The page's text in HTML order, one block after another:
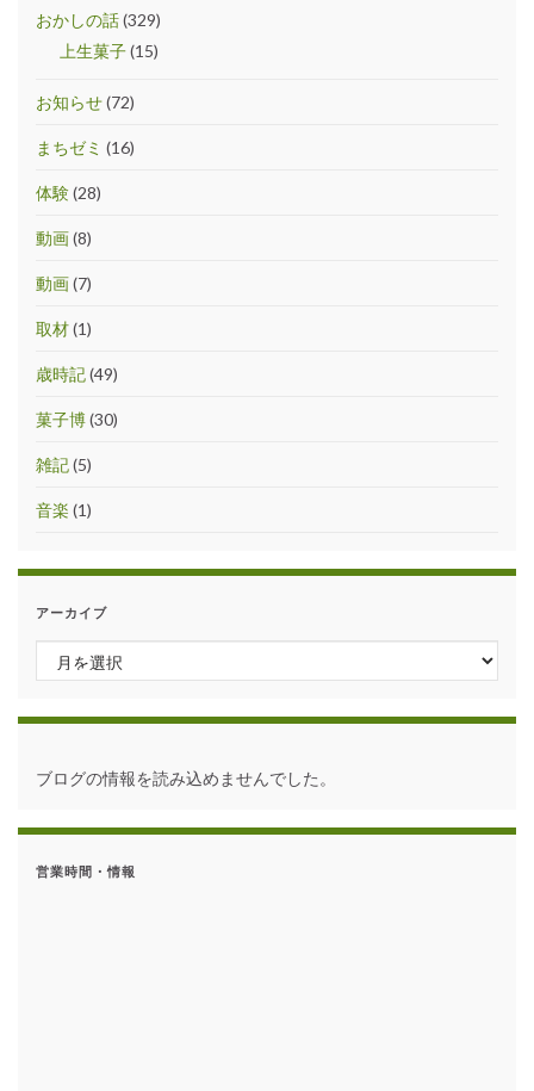
おかしの話(329)
上生菓子(15)
お知らせ(72)
まちゼミ (16)
体験(28)
動画(8)
動画(7)
取材(1)
歳時記(49)
菓子博(30)
雑記(5)
音楽 (1)
アーカイブ
アーカイブ
ブログの情報を読み込めませんでした。
営業時間・情報